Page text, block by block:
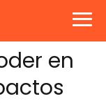
en